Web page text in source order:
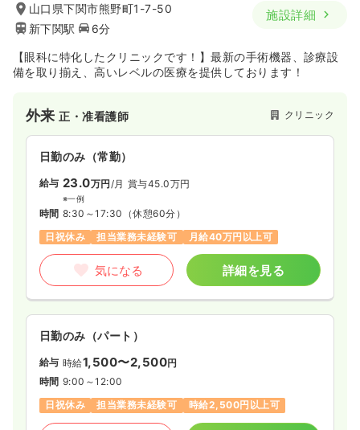
山口県下関市熊野町1-7-50
新下関駅
6分
施設詳細
【眼科に特化したクリニックです！】最新の手術機器、診療設
備を取り揃え、高いレベルの医療を提供しております！
外来正・准看護師 クリニック
日勤のみ（常勤）
給与 23.0万円 /月 賞与45.0万円
※一例
時間 8:30～17:30 （休憩60分）
日祝休み
担当業務未経験可 月給40万円以上可
気になる 詳細を見る
日勤のみ（パート）
給与 時給1,500〜2,500円
時間 9:00～12:00
日祝休み
担当業務未経験可 時給2,500円以上可